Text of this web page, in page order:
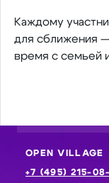
Каждому
для сближения
время с семьей
OPEN VILLAGE
+7 (495) 215-